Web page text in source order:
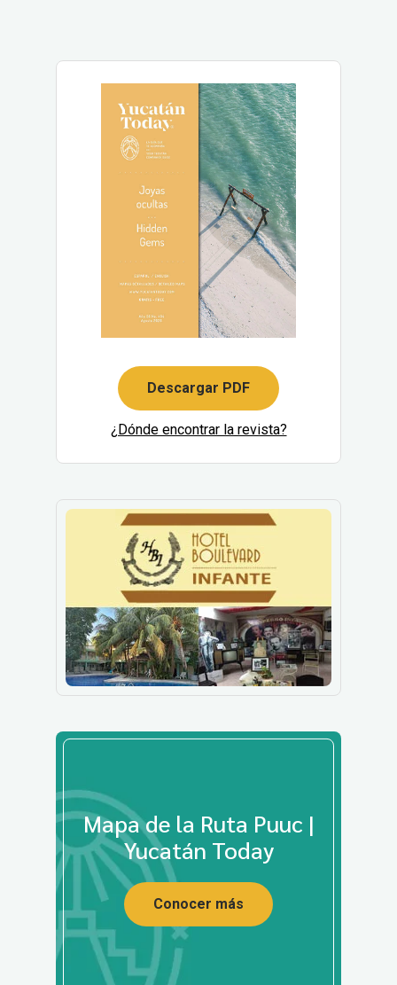
Descargar PDF
¿Dónde encontrar la revista?
Mapa de la Ruta Puuc |
Yucatán Today
Conocer más